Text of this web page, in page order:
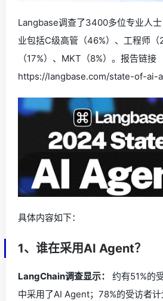
Langbase调查了3400多位专业人
业包括C级高管（46%）、工程师（
（17%）、MKT（8%）。报告链接
https://langbase.com/state-of-ai-
具体内容如下：
1、谁在采用AI Agent？
LangChain调查显示：
约有51%的
中采用了AI Agent；78%的受访者